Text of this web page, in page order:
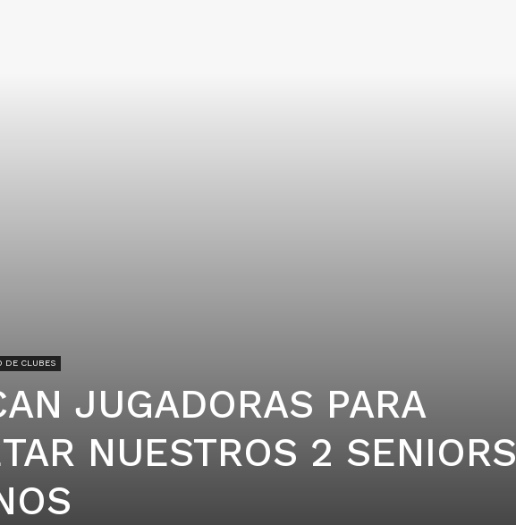
DE CLUBES
JUGADORAS PARA
NUESTROS 2 SENIORS